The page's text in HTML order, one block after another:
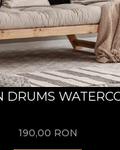
DRUMS
190,00 RON